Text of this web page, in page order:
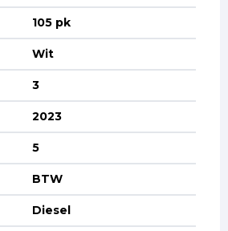
105 pk
Wit
3
2023
5
BTW
Diesel